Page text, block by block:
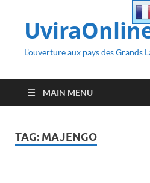
L’ouverture aux pays des Grands
MAIN MENU
TAG: MAJENGO